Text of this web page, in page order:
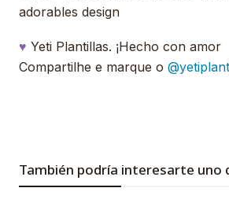
adorables design
♥ Yeti Plantillas. ¡Hecho con amor
Compartilhe e marque o
También podría interesarte uno